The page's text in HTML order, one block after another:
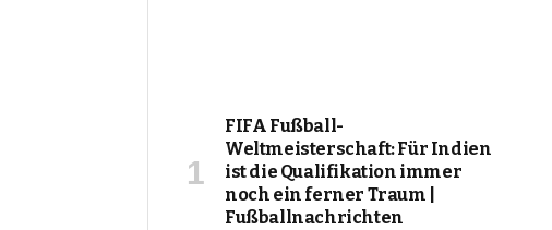
FIFA Fußball-
Weltmeisterschaft: Für Indien
ist die Qualifikation immer
noch ein ferner Traum |
Fußballnachrichten